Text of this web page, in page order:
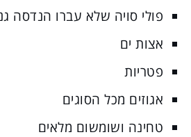
פולי סויה שלא עברו הנדסה
אצות ים
פטריות
אגוזים מכל הסוגים
טחינה ושומשום מלאים